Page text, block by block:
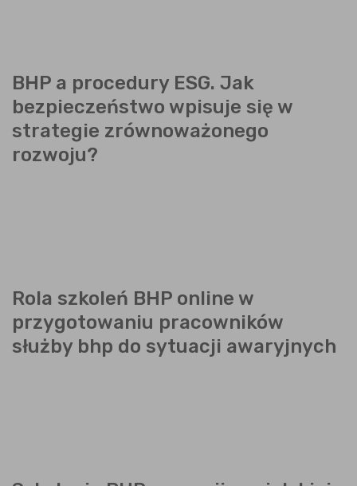
BHP a procedury ESG. Jak
bezpieczeństwo wpisuje się w
strategie zrównoważonego
rozwoju?
Rola szkoleń BHP online w
przygotowaniu pracowników
służby bhp do sytuacji awaryjnych